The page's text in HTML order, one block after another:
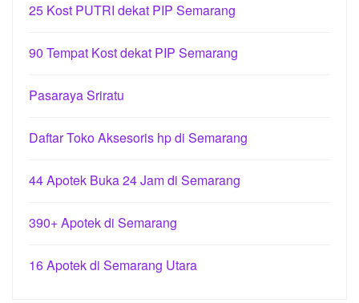
25 Kost PUTRI dekat PIP Semarang
90 Tempat Kost dekat PIP Semarang
Pasaraya Sriratu
Daftar Toko Aksesoris hp di Semarang
44 Apotek Buka 24 Jam di Semarang
390+ Apotek di Semarang
16 Apotek di Semarang Utara